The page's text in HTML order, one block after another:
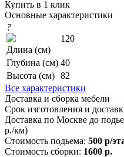
Купить в 1 клик
Основные характеристики
?
Длина (см)
120
Глубина (см) 40
Высота (см) 82
Все характеристики
Доставка и сборка мебели
Срок изготовления и
Доставка по Москве до
р./км)
Стоимость подьема: 500 р/
Стоимость сборки: 1600 р.